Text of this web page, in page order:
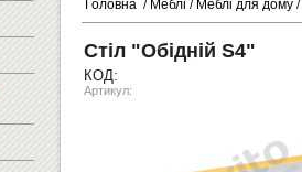
Головна / Меблі / Меблі для дому /
Стіл "Обідній S4"
КОД:
Артикул: